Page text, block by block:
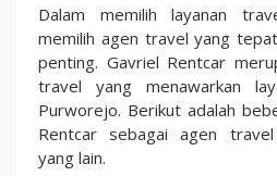
Dalam memilih layanan
memilih agen travel yang
penting. Gavriel Rentcar
travel yang menawarkan
Purworejo. Berikut adalah
Rentcar sebagai agen travel
yang lain.